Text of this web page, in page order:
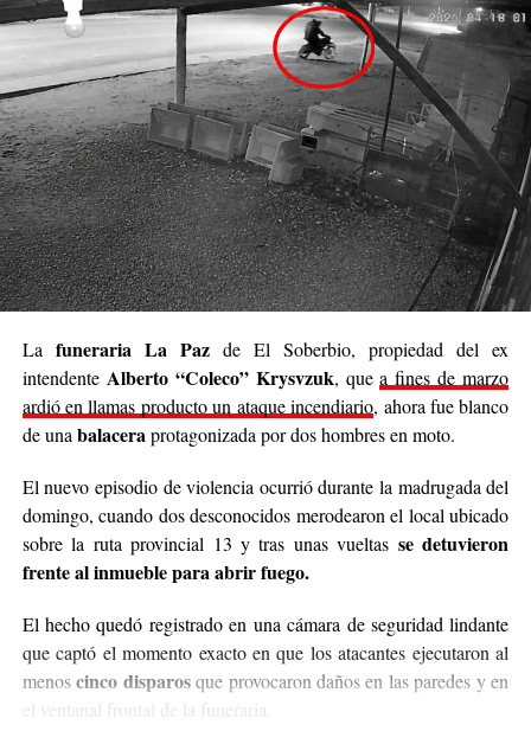
Luego continuó: “Nuestro deseo es poder llegar a
cada rincón de Posadas
, acompañar, contener y
brindar un poco de alivio a quienes están pasando
momentos difíciles. No podemos cambiar el mundo
entero, pero sí podemos cambiar el día de alguien”.
Se trata de una iniciativa hecha a pulmón, con esfuerzo
propio y con el acompañamiento de cada persona que
decide sumar su granito de arena, ya sea concamperas,
buzos, sacos, frazadas, colchas, mantas, bufandas,
gorros, guantes y todo lo que pueda abrigar.
Cabe destacar que para mediados de mayo será la
entrega de donaciones y tienen planificado realizar ollas
populares de arroz con pollo, por lo que también
recibirán donaciones de alimentos no perecederos.
Para comunicarse con el organizador de la iniciativa,
podrán enviar mensajes, audios o realizar llamadas al
3764140551
o a través de Instagram
@agustin_pineiroo
La funeraria La Pazde El Soberbio, propiedad del ex
intendente Alberto “Coleco” Krysvzuk, quea fines de marzo
ardió en llamas producto un ataque incendiario, ahora fue blanco
de unabalaceraprotagonizada por dos hombres en moto.
El nuevo episodio de violencia ocurrió durante la madrugada del
domingo, cuando dos desconocidos merodearon el local ubicado
sobre la ruta provincial 13 y tras unas vueltas se detuvieron
frente al inmueble para abrir fuego.
El hecho quedó registrado en una cámara de seguridad lindante
que captó el momento exacto en que los atacantes ejecutaron al
menoscinco disparosque provocaron daños en las paredes y en
el ventanal frontal de la funeraria.